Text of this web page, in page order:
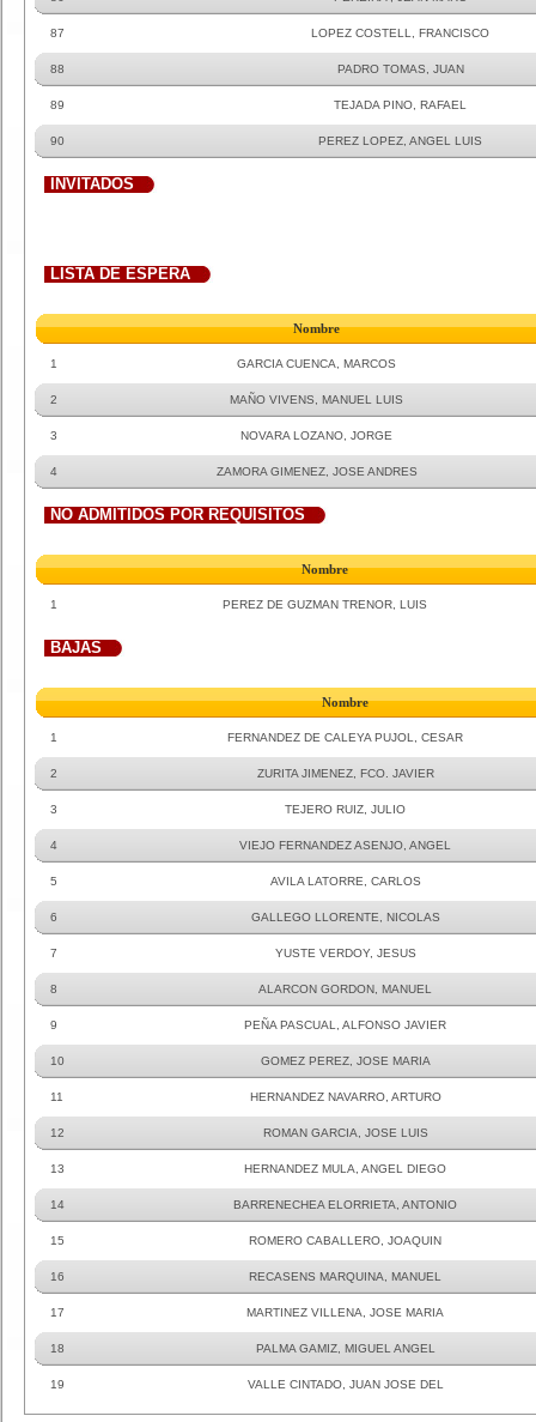
87 LOPEZ COSTELL, FRANCISCO
88 PADRO TOMAS, JUAN
89 TEJADA PINO, RAFAEL
90 PEREZ LOPEZ, ANGEL LUIS
INVITADOS
LISTA DE ESPERA
Nombre
1 GARCIA CUENCA, MARCOS
2 MAÑO VIVENS, MANUEL LUIS
3 NOVARA LOZANO, JORGE
4 ZAMORA GIMENEZ, JOSE ANDRES
NO ADMITIDOS POR REQUISITOS
Nombre
1 PEREZ DE GUZMAN TRENOR, LUIS
BAJAS
Nombre
1 FERNANDEZ DE CALEYA PUJOL, CESAR
2 ZURITA JIMENEZ, FCO. JAVIER
3 TEJERO RUIZ, JULIO
4 VIEJO FERNANDEZ ASENJO, ANGEL
5 AVILA LATORRE, CARLOS
6 GALLEGO LLORENTE, NICOLAS
7 YUSTE VERDOY, JESUS
8 ALARCON GORDON, MANUEL
9 PEÑA PASCUAL, ALFONSO JAVIER
10 GOMEZ PEREZ, JOSE MARIA
11 HERNANDEZ NAVARRO, ARTURO
12 ROMAN GARCIA, JOSE LUIS
13 HERNANDEZ MULA, ANGEL DIEGO
14 BARRENECHEA ELORRIETA, ANTONIO
15 ROMERO CABALLERO, JOAQUIN
16 RECASENS MARQUINA, MANUEL
17 MARTINEZ VILLENA, JOSE MARIA
18 PALMA GAMIZ, MIGUEL ANGEL
19 VALLE CINTADO, JUAN JOSE DEL